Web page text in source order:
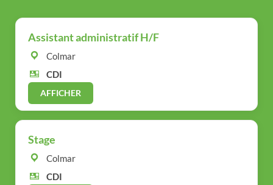
Assistant administratif H/F
Colmar
CDI
AFFICHER
Stage
Colmar
CDI